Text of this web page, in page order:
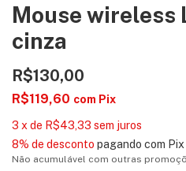
Mouse wireless
cinza
R$130,00
R$119,60 com Pix
3 x de R$43,33 sem juros
8% de desconto pagando com Pix
Não acumulável com outras